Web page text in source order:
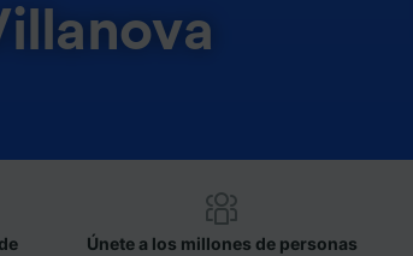
Únete a los millones de personas